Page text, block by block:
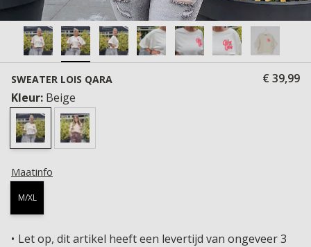
SWEATER LOIS QARA
€ 39,99
Kleur: Beige
Maatinfo
M/XL
Let op, dit artikel heeft een levertijd van ongeveer 3